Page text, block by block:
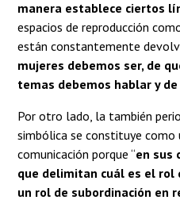
manera establece ciertos
espacios de reproducción
están constantemente
mujeres debemos ser, de
temas debemos hablar y
Por otro lado, la también
simbólica se constituye
comunicación porque “en sus
que delimitan cuál es el rol
un rol de subordinación en